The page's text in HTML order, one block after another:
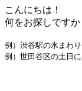
こんにちは！
何をお探しですか
例）渋谷駅の水まわ
例）世田谷区の土日